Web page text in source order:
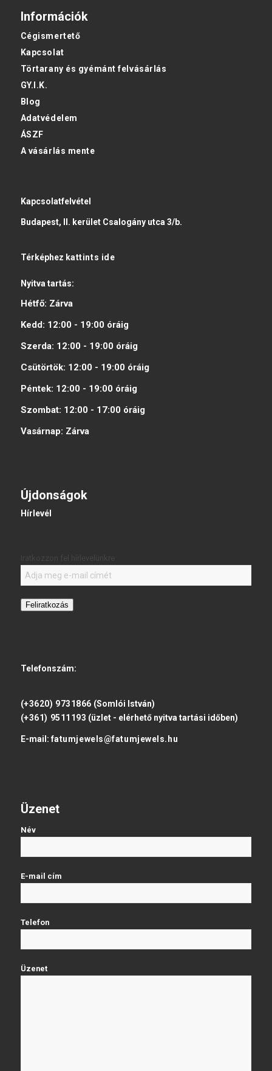
Információk
Cégismertető
Kapcsolat
Törtarany és gyémánt felvásárlás
GY.I.K.
Blog
Adatvédelem
ÁSZF
A vásárlás mente
Kapcsolatfelvétel
Budapest, II. kerület Csalogány utca 3/b.
Térképhez kattints ide
Nyitva tartás:
Hétfő: Zárva
Kedd: 12:00 - 19:00 óráig
Szerda: 12:00 - 19:00 óráig
Csütörtök: 12:00 - 19:00 óráig
Péntek: 12:00 - 19:00 óráig
Szombat: 12:00 - 17:00 óráig
Vasárnap: Zárva
Újdonságok
Hírlevél
Feliratkozás
Telefonszám:
(+3620) 9731866 (Somlói István)
(+361) 9511193 (üzlet - elérhető nyitva tartási időben)
E-mail: fatumjewels@fatumjewels.hu
Üzenet
Név
E-mail cím
Telefon
Üzenet